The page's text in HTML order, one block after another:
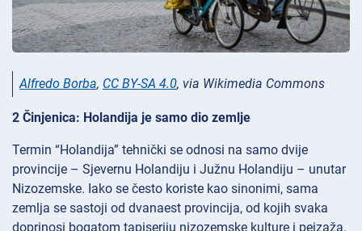
Alfredo Borba, CC BY-SA 4.0, via Wikimedia Commons
2 Činjenica: Holandija je samo dio zemlje
Termin “Holandija” tehnički se odnosi na samo dvije
provincije – Sjevernu Holandiju i Južnu Holandiju – unutar
Nizozemske. Iako se često koriste kao sinonimi, sama
zemlja se sastoji od dvanaest provincija, od kojih svaka
doprinosi bogatom tapiseriju nizozemske kulture i pejzaža.